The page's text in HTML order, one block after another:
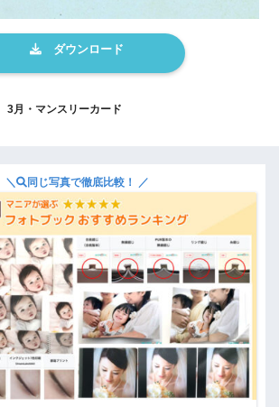
3月・マンスリーカード
＼ 同じ写真で徹底比較！ ／